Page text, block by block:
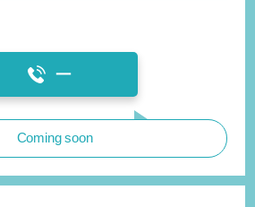
ー
Coming soon